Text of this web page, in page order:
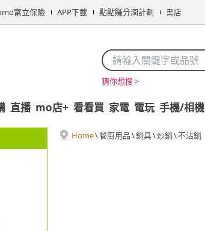
富立保險 APP下載 點點賺分潤計劃 書店
猜你想搜 >
直播 mo店+ 看看買 家電 電玩 手機/相機
Home\餐廚用品\鍋具\炒鍋\不沾鍋